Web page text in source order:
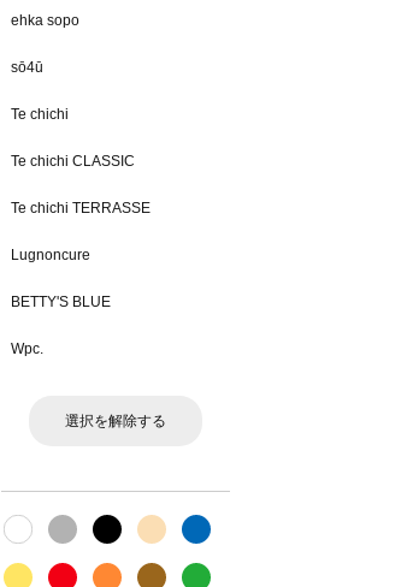
ehka sopo
sō4ū
Te chichi
Te chichi CLASSIC
Te chichi TERRASSE
Lugnoncure
BETTY'S BLUE
Wpc.
選択を解除する